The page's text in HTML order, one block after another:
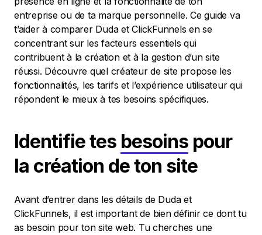
entreprise ou de ta marque personnelle. Ce guide va
t’aider à comparer Duda et ClickFunnels en se
concentrant sur les facteurs essentiels qui
contribuent à la création et à la gestion d’un site
réussi. Découvre quel créateur de site propose les
fonctionnalités, les tarifs et l’expérience utilisateur qui
répondent le mieux à tes besoins spécifiques.
Identifie tes besoins pour
la création de ton site
Avant d’entrer dans les détails de Duda et
ClickFunnels, il est important de bien définir ce dont tu
as besoin pour ton site web. Tu cherches une